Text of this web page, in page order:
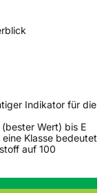
Indikator für die
Wert) bis E
Klasse bedeutet
auf 100